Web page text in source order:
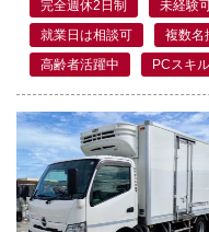
完全週休2日制
未経験
就業日は相談可
複数名
高齢者活躍中
PCスキ